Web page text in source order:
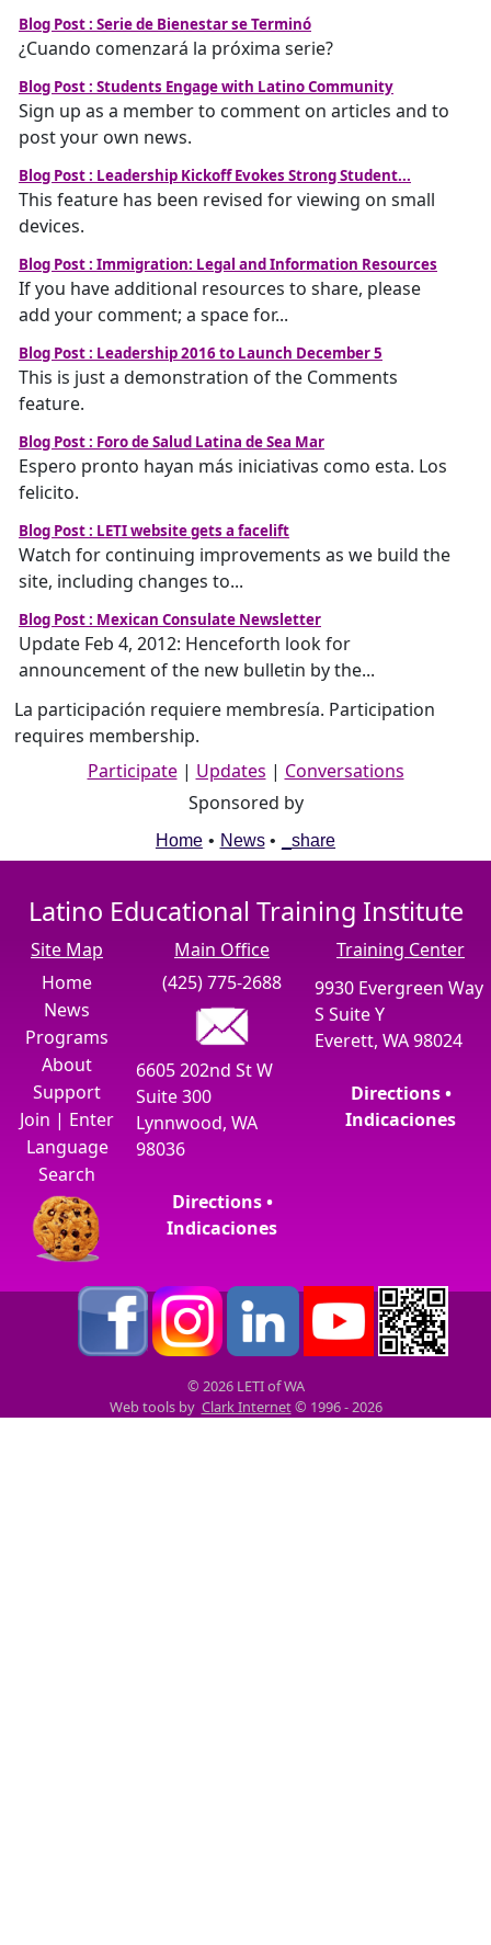
Blog Post : Serie de Bienestar se Terminó
¿Cuando comenzará la próxima serie?
Blog Post : Students Engage with Latino Community
Sign up as a member to comment on articles and to
post your own news.
Blog Post : Leadership Kickoff Evokes Strong Student...
This feature has been revised for viewing on small
devices.
Blog Post : Immigration: Legal and Information Resources
If you have additional resources to share, please
add your comment; a space for...
Blog Post : Leadership 2016 to Launch December 5
This is just a demonstration of the Comments
feature.
Blog Post : Foro de Salud Latina de Sea Mar
Espero pronto hayan más iniciativas como esta. Los
felicito.
Blog Post : LETI website gets a facelift
Watch for continuing improvements as we build the
site, including changes to...
Blog Post : Mexican Consulate Newsletter
Update Feb 4, 2012: Henceforth look for
announcement of the new bulletin by the...
La participación requiere membresía. Participation
requires membership.
Participate| Updates | Conversations
Sponsored by
Home • News • _share
Latino Educational Training Institute
Site Map
Home
News
Programs
About
Support
Join | Enter
Language
Search
Main Office
(425) 775-2688
6605 202nd St W
Suite 300
Lynnwood, WA
98036
Directions •
Indicaciones
Training Center
9930 Evergreen Way
S Suite Y
Everett, WA 98024
Directions •
Indicaciones
© 2026 LETI of WA
Web tools by Clark Internet© 1996 - 2026